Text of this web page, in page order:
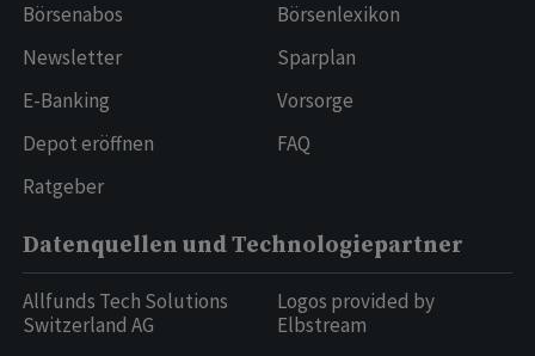
Börsenabos
Newsletter
E-Banking
Depot eröffnen
Ratgeber
Börsenlexikon
Sparplan
Vorsorge
FAQ
Datenquellen und Technologiepartner
Allfunds Tech Solutions
Switzerland AG
Logos provided by
Elbstream